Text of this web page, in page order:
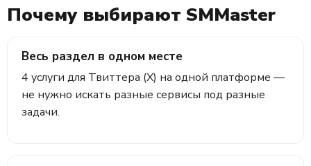
Почему выбирают SMMaster
Весь раздел в одном месте
4 услуги для Твиттера (X) на одной платформе —
не нужно искать разные сервисы под разные
задачи.